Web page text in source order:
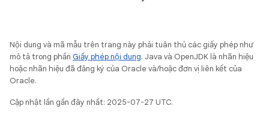
Nội dung và mã mẫu trên trang này phải tuân thủ các giấy phép như
mô tả trong phần Giấy phép nội dung. Java và OpenJDK là nhãn hiệu
hoặc nhãn hiệu đã đăng ký của Oracle và/hoặc đơn vị liên kết của
Oracle.
Cập nhật lần gần đây nhất: 2025-07-27 UTC.